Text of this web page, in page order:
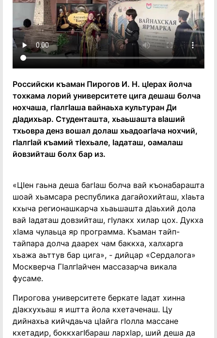
Российски къаман Пирогов И. Н. цӏерах йолча
тохкама лорий университете цига дешаш болча
нохчаша, гӏалгӏаша вайнаьха культуран Ди
дӏадихьар. Студенташта, хьаьшашта вӏаший
тхьовра денз вошал долаш хьадоагӏача нохчий,
гӏалгӏай къамий тӏехьале, ӏадаташ, оамалаш
йовзийташ болх бар из.
«Цӏен гаьна деша багӏаш болча вай къонабарашта
шоай хьамсара республика дагайохийташ, хӏаьта
кхыча регионашкарча хьаьшашта дӏаьхий дола
вай ӏадаташ довзийташ, гӏулакх хилар цох. Дукха
хӏама чулаьца яр программа. Къаман тайп-
тайпара долча даарех чам баккха, халхарга
хьажа аьттув бар цига», - дийцар «Сердалога»
Москверча Гӏалгӏайчен массазарча викала
фусаме.
Пирогова университете беркате ӏадат хинна
дӏакхухьаш я иштта йола кхетаченаш. Цу
дийнахьа кийчдаьча цӏайга гӏолла массане
кхетадир, боккхагӏбараш лархӏар, ший деша да